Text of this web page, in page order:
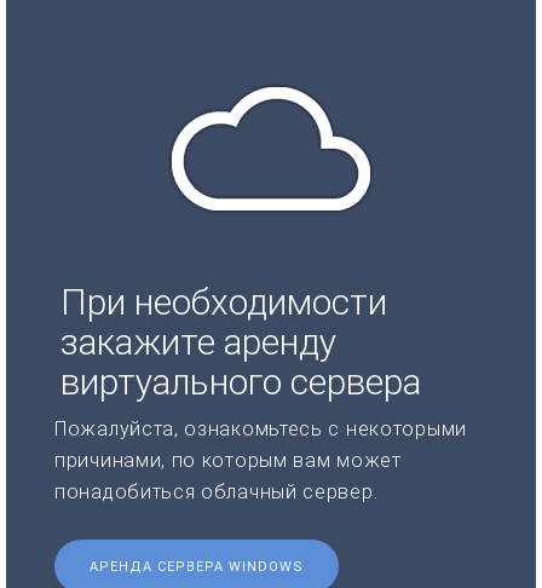
При необходимости
закажите аренду
виртуального сервера
Пожалуйста, ознакомьтесь с некоторыми
причинами, по которым вам может
понадобиться облачный сервер.
АРЕНДА СЕРВЕРА WINDOWS